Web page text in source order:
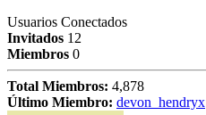
Usuarios Conectados
Invitados 12
Miembros 0
Total Miembros: 4,878
Último Miembro: devon_hendryx